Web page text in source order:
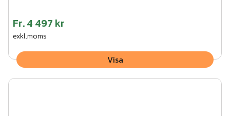
Fr.4 497 kr
exkl.moms
Visa